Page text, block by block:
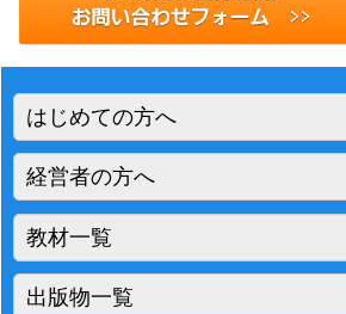
はじめての方へ
経営者の方へ
教材一覧
出版物一覧